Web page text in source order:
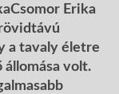
Erika
a tavaly életre
állomása volt.